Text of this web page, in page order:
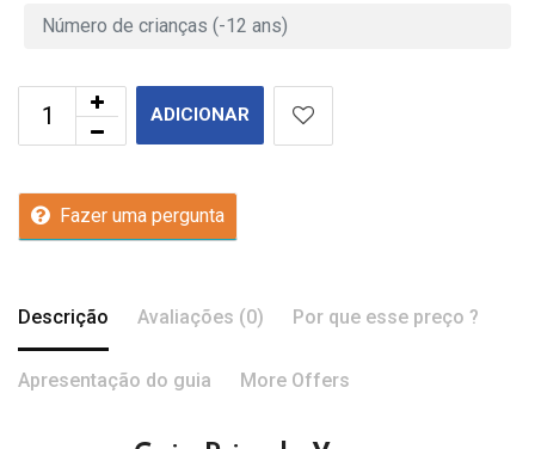
ADICIONAR
Fazer uma pergunta
Descrição Avaliações (0) Por que esse preço ?
Apresentação do guia More Offers